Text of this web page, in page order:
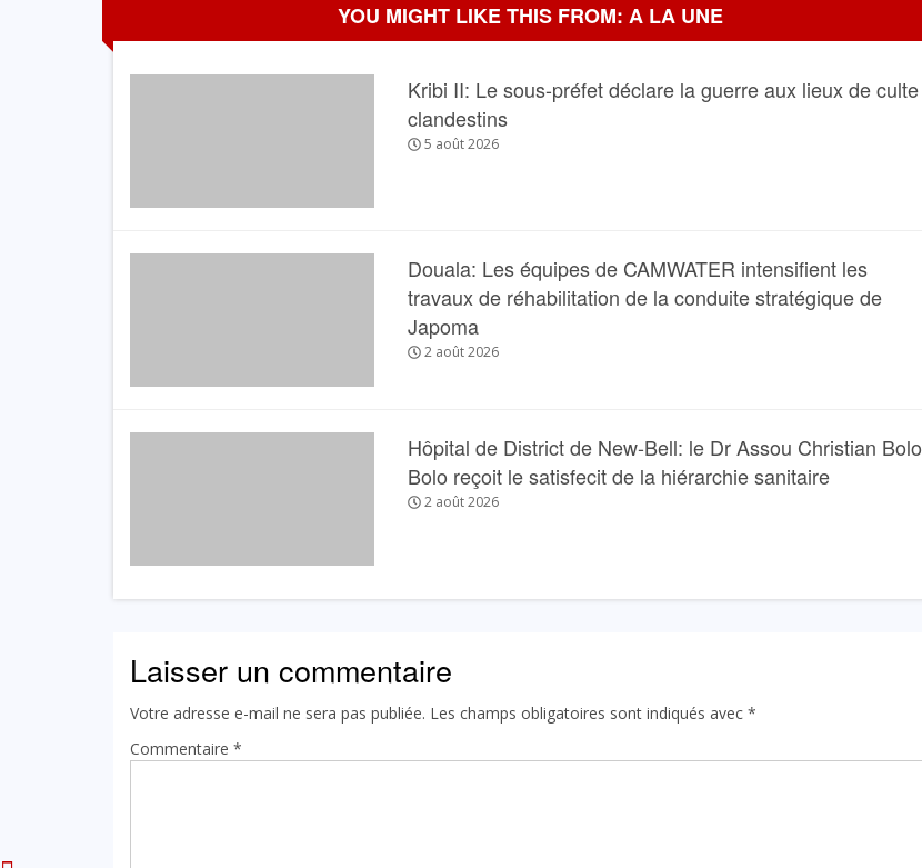
YOU MIGHT LIKE THIS FROM: A LA UNE
Kribi II: Le sous-préfet déclare la guerre aux lieux de culte
clandestins
5 août 2026
Douala: Les équipes de CAMWATER intensifient les
travaux de réhabilitation de la conduite stratégique de
Japoma
2 août 2026
Hôpital de District de New-Bell: le Dr Assou Christian Bolo
Bolo reçoit le satisfecit de la hiérarchie sanitaire
2 août 2026
Laisser un commentaire
Votre adresse e-mail ne sera pas publiée. Les champs obligatoires sont indiqués avec *
Commentaire *